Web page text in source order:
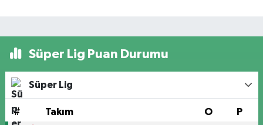
Süper Lig Puan Durumu
Süper Lig
# Takım O P